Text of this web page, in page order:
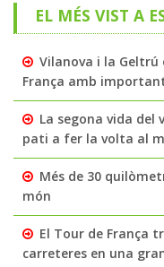
EL MÉS VIST A
Vilanova i la Geltrú
França amb
La segona vida del
pati a fer la volta al
Més de 30
món
El Tour de França
carreteres en una